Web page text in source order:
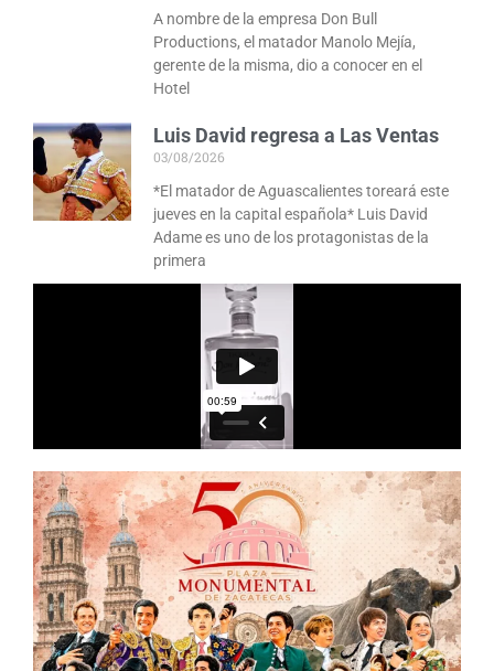
A nombre de la empresa Don Bull
Productions, el matador Manolo Mejía,
gerente de la misma, dio a conocer en el
Hotel
Luis David regresa a Las Ventas
03/08/2026
*El matador de Aguascalientes toreará este
jueves en la capital española* Luis David
Adame es uno de los protagonistas de la
primera